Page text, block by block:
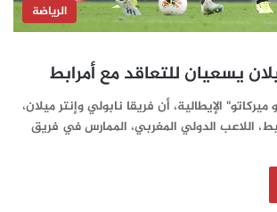
الرياضة
يسعيان للتعاقد مع أمرابط
الإيطالية، أن فريقا نابولي وإنتر ميلان،
اللاعب الدولي المغربي، الممارس في فريق